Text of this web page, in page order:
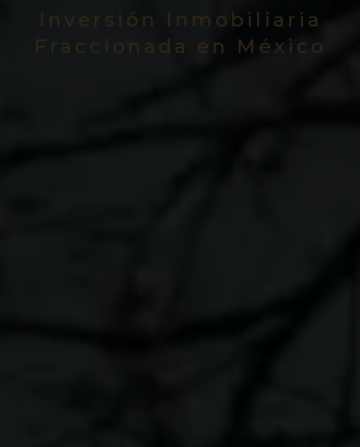
Inversión Inmobiliaria
Fraccionada en México